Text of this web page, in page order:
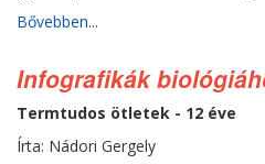
Bővebben...
Infografikák
Termtudos ötletek - 12 éve
Írta: Nádori Gergely